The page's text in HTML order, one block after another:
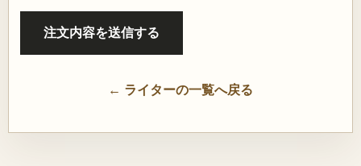
← ライターの一覧へ戻る